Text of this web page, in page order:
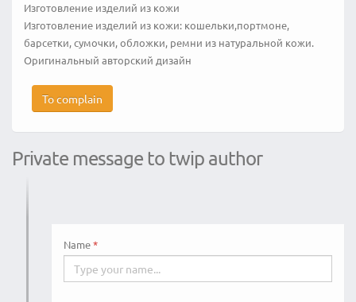
Изготовление изделий из кожи
Изготовление изделий из кожи: кошельки,портмоне,
барсетки, сумочки, обложки, ремни из натуральной кожи.
Оригинальный авторский дизайн
To complain
Private message to twip author
Name